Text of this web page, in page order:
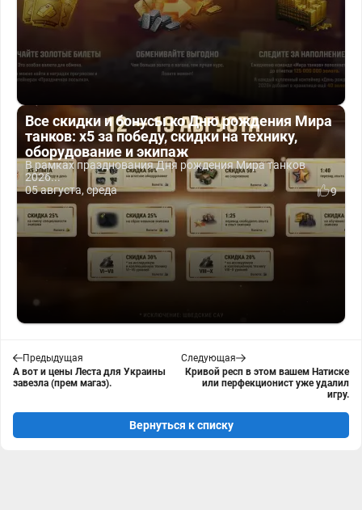
Все скидки и бонусы ко Дню рождения Мира
танков: x5 за победу, скидки на технику,
оборудование и экипаж
В рамках празднования Дня рождения Мира танков
2026...
05 августа, среда
9
Предыдущая
А вот и цены Леста для Украины
завезла (прем магаз).
Следующая
Кривой респ в этом вашем Натиске
или перфекционист уже удалил
игру.
Вернуться к списку